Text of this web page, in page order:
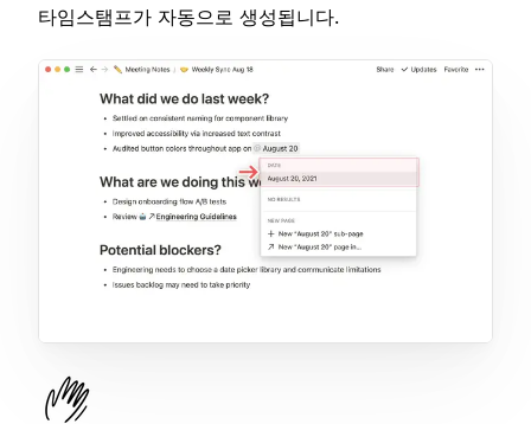
타임스탬프가 자동으로 생성됩니다.